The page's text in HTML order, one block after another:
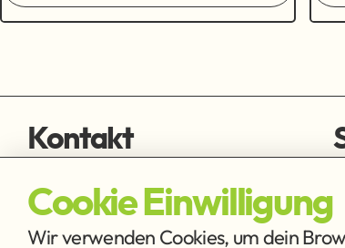
Kontakt
fischen@ffmh.at
Cookie Einwilligung
Wir verwenden Cookies, um dein